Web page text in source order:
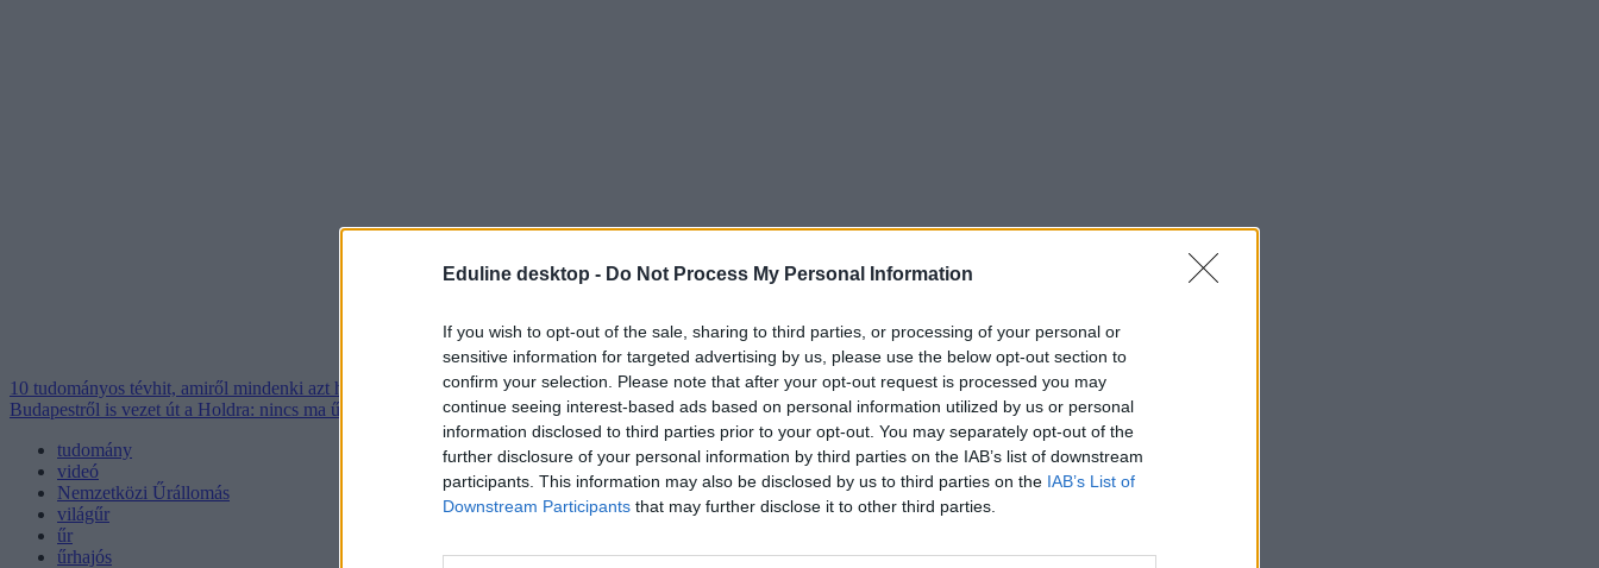
Eduline desktop - Do Not Process My Personal Information
If you wish to opt-out of the sale, sharing to third parties, or processing of your personal or
sensitive information for targeted advertising by us, please use the below opt-out section to
confirm your selection. Please note that after your opt-out request is processed you may
continue seeing interest-based ads based on personal information utilized by us or personal
information disclosed to third parties prior to your opt-out. You may separately opt-out of the
further disclosure of your personal information by third parties on the IAB’s list of downstream
participants. This information may also be disclosed by us to third parties on the IAB’s List of
Downstream Participants that may further disclose it to other third parties.
10 tudományos tévhit, amiről mindenki azt hiszi, hogy igaz
Budapestről is vezet út a Holdra: nincs ma űrkutatás fiatal magyarok nélkül
tudomány
videó
Nemzetközi Űrállomás
világűr
űr
űrhajós